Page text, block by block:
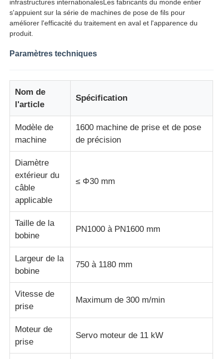
Machine à tordre les paires
fil étendant la machine
rebobineuse
transport outre de machine
Machine à emballer des câbles
machine à enrouler des câbles
machine d'extrusion de dénudage
infrastructures internationalesLes fabricants du monde entier
s'appuient sur la série de machines de pose de fils pour
améliorer l'efficacité du traitement en aval et l'apparence du
produit.
Paramètres techniques
Nom de
l'article
Spécification
Modèle de
machine
1600 machine de prise et de pose
de précision
Diamètre
extérieur du
câble
applicable
≤ Φ30 mm
Taille de la
bobine
PN1000 à PN1600 mm
Largeur de la
bobine
750 à 1180 mm
Vitesse de
prise
Maximum de 300 m/min
Moteur de
prise
Servo moteur de 11 kW